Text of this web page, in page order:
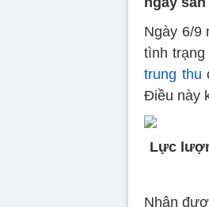
Ngày 6/9
tình
trung thu
Điều này
Lực
Nhận